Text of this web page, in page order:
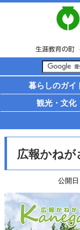
暮らしのガイ
観光・文化
広報かね
公開